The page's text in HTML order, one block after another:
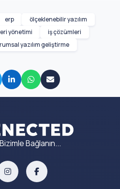
erp
ölçeklenebilir yazılım
yönetimi
iş çözümleri
yazılım geliştirme
Bağlanın...